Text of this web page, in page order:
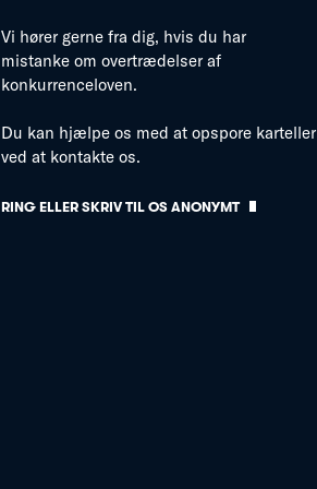
Vi hører gerne fra dig, hvis du har
mistanke om overtrædelser af
konkurrenceloven.
Du kan hjælpe os med at opspore karteller
ved at kontakte os.
RING ELLER SKRIV TIL OS ANONYMT